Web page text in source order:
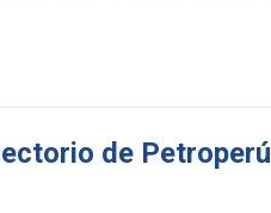
de Petroperú